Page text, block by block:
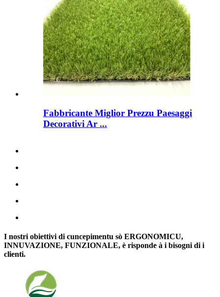
Fabbricante Miglior Prezzu Paesaggi
Decorativi Ar ...
I nostri obiettivi di cuncepimentu sò ERGONOMICU,
INNUVAZIONE, FUNZIONALE, è risponde à i bisogni di i
clienti.